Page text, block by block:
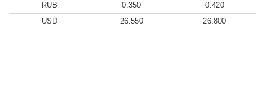
RUB
0.350
0.420
USD
26.550 26.800